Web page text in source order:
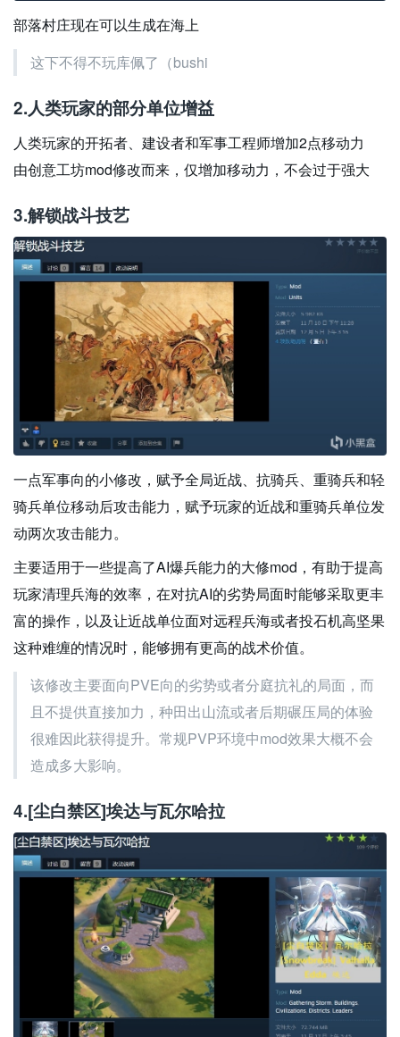
部落村庄现在可以生成在海上
这下不得不玩库佩了（bushi
2.人类玩家的部分单位增益
人类玩家的开拓者、建设者和军事工程师增加2点移动力
由创意工坊mod修改而来，仅增加移动力，不会过于强大
3.解锁战斗技艺
一点军事向的小修改，赋予全局近战、抗骑兵、重骑兵和轻
骑兵单位移动后攻击能力，赋予玩家的近战和重骑兵单位发
动两次攻击能力。
主要适用于一些提高了AI爆兵能力的大修mod，有助于提高
玩家清理兵海的效率，在对抗AI的劣势局面时能够采取更丰
富的操作，以及让近战单位面对远程兵海或者投石机高坚果
这种难缠的情况时，能够拥有更高的战术价值。
该修改主要面向PVE向的劣势或者分庭抗礼的局面，而
且不提供直接加力，种田出山流或者后期碾压局的体验
很难因此获得提升。常规PVP环境中mod效果大概不会
造成多大影响。
4.[尘白禁区]埃达与瓦尔哈拉